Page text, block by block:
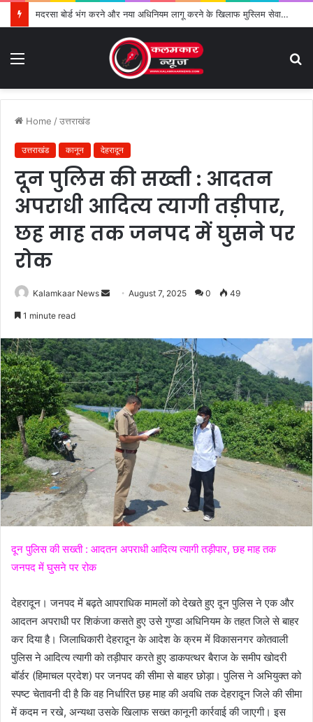
मदरसा बोर्ड भंग करने और नया अधिनियम लागू करने के खिलाफ मुस्लिम सेवा संगठन का विरोध तेज
Home /उत्तराखंड
उत्तराखंड कानून देहरादून
दून पुलिस की सख्ती : आदतन
अपराधी आदित्य त्यागी तड़ीपार,
छह माह तक जनपद में घुसने पर
रोक
Kalamkaar News
d
a
n
e
m
a
l
August 7, 2025 0 49
1 minute read
दून पुलिस की सख्ती : आदतन अपराधी आदित्य त्यागी तड़ीपार, छह माह तक
जनपद में घुसने पर रोक
देहरादून। जनपद में बढ़ते आपराधिक मामलों को देखते हुए दून पुलिस ने एक और
आदतन अपराधी पर शिकंजा कसते हुए उसे गुण्डा अधिनियम के तहत जिले से बाहर
कर दिया है। जिलाधिकारी देहरादून के आदेश के क्रम में विकासनगर कोतवाली
पुलिस ने आदित्य त्यागी को तड़ीपार करते हुए डाकपत्थर बैराज के समीप खोदरी
बॉर्डर (हिमाचल प्रदेश) पर जनपद की सीमा से बाहर छोड़ा। पुलिस ने अभियुक्त को
स्पष्ट चेतावनी दी है कि वह निर्धारित छह माह की अवधि तक देहरादून जिले की सीमा
में कदम न रखे, अन्यथा उसके खिलाफ सख्त कानूनी कार्रवाई की जाएगी। इस